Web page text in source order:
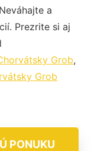
a
Prezrite si aj
Grob,
Grob
PONUKU